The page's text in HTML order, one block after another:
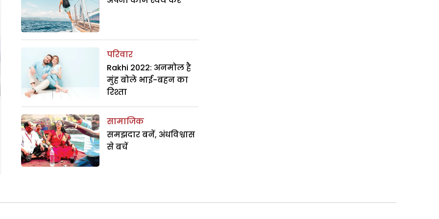
परिवार
Rakhi 2022: अनमोल है
मुंह बोले भाई-बहन का
रिश्ता
सामाजिक
समझदार बनें, अंधविश्वास
से बचें